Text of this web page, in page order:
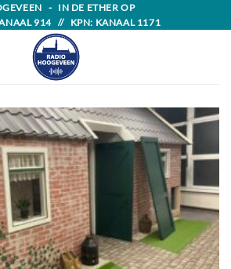
- IN DE ETHER OP
914 // KPN: KANAAL 1171